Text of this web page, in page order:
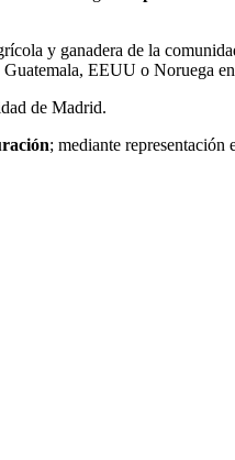
y ganadera de la
EEUU o Noruega
de Madrid.
; mediante representación